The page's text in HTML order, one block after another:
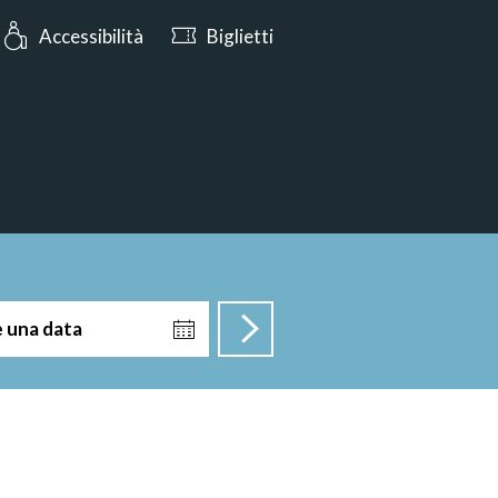
Oggi aperto dalle 10:00
Accessibilità Biglietti
una data